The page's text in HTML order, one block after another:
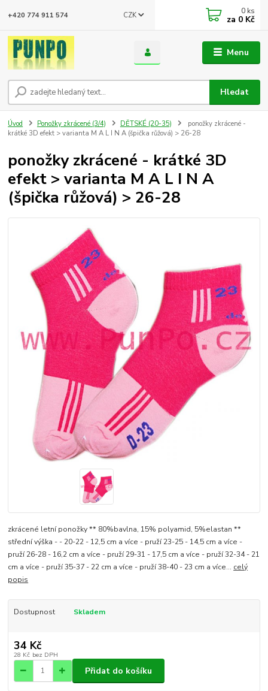
Menu
CZK
Hledat
+420 774 911 574 0 ks
za 0 Kč
Úvod Ponožky zkrácené (3/4) DĚTSKÉ (20-35)
ponožky zkrácené -
krátké 3D efekt > varianta M A L I N A (špička růžová) > 26-28
ponožky zkrácené - krátké 3D
efekt > varianta M A L I N A
(špička růžová) > 26-28
zkrácené letní ponožky ** 80%bavlna, 15% polyamid, 5%elastan **
střední výška - - 20-22 - 12,5 cm a více - pruží 23-25 - 14,5 cm a více -
pruží 26-28 - 16,2 cm a více - pruží 29-31 - 17,5 cm a více - pruží 32-34 - 21
cm a více - pruží 35-37 - 22 cm a více - pruží 38-40 - 23 cm a více... celý
popis
Dostupnost Skladem
34 Kč
28 Kč bez DPH
Přidat do košíku